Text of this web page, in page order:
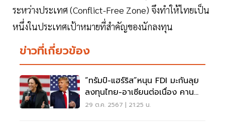
ระหว่างประเทศ (Conflict-Free Zone) จึงทำให้ไทยเป็น
หนึ่งในประเทศเป้าหมายที่สำคัญของนักลงทุน
ข่าวที่เกี่ยวข้อง
“ทรัมป์-แฮร์ริส”หนุน FDI มะกันลุย
ลงทุนไทย-อาเซียนต่อเนื่อง คาน
อำนาจจีน
29 ต.ค. 2567 | 21:25 น.